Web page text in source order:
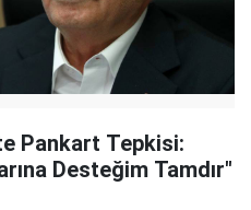
Pankart Tepkisi:
Desteğim Tamdır"